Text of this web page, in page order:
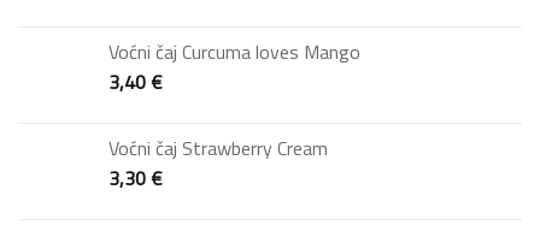
Voćni čaj Curcuma loves Mango
3,40€
Voćni čaj Strawberry Cream
3,30€